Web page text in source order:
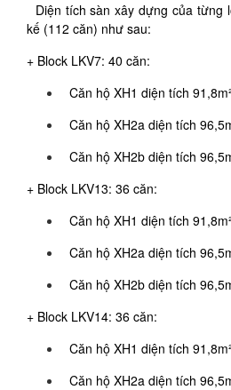
Diện tích sàn xây dựng của từng
kế (112 căn) như sau:
+ Block LKV7: 40 căn:
Căn hộ XH1 diện tích
Căn hộ XH2a diện tích
Căn hộ XH2b diện tích
+ Block LKV13: 36 căn:
Căn hộ XH1 diện tích
Căn hộ XH2a diện tích
Căn hộ XH2b diện tích
+ Block LKV14: 36 căn:
Căn hộ XH1 diện tích
Căn hộ XH2a diện tích